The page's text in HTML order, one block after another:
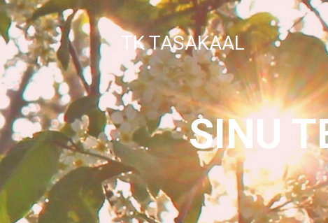
TK TASAKAAL
SINU